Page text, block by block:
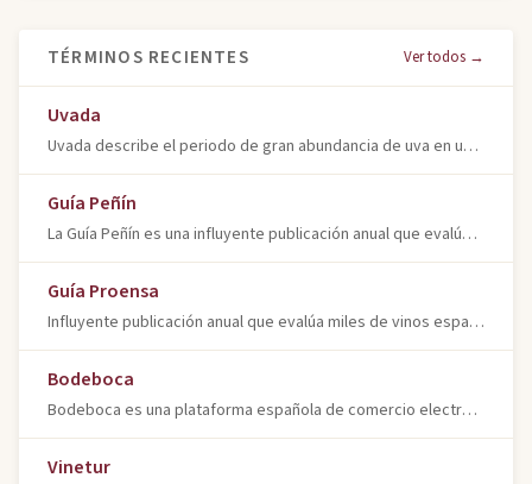
TÉRMINOS RECIENTES Ver todos →
Uvada
Uvada describe el periodo de gran abundancia de uva en un viñedo o región, resultando en una cosecha particularmente copiosa y de elevado volumen.
Guía Peñín
La Guía Peñín es una influyente publicación anual que evalúa y puntúa miles de vinos españoles, ofreciendo notas de cata y valoraciones
Guía Proensa
Influyente publicación anual que evalúa miles de vinos españoles mediante cata a ciegas. Referencia clave en el sector vitivinícola
Bodeboca
Bodeboca es una plataforma española de comercio electrónico fundada en 2010, especializada en la venta de vino y productos relacionados
Vinetur